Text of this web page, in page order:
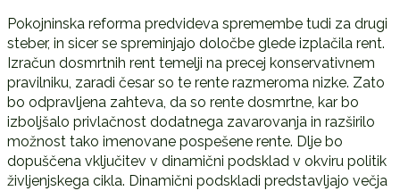
Pokojninska reforma predvideva spremembe tudi za drugi
steber, in sicer se spreminjajo določbe glede izplačila rent.
Izračun dosmrtnih rent temelji na precej konservativnem
pravilniku, zaradi česar so te rente razmeroma nizke. Zato
bo odpravljena zahteva, da so rente dosmrtne, kar bo
izboljšalo privlačnost dodatnega zavarovanja in razširilo
možnost tako imenovane pospešene rente. Dlje bo
dopuščena vključitev v dinamični podsklad v okviru politik
življenjskega cikla. Dinamični podskladi predstavljajo večja